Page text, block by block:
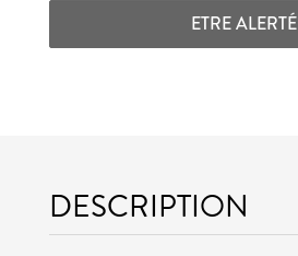
ETRE ALERTÉ
DESCRIPTION